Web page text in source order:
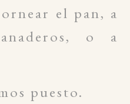
el pan, a
o a
puesto.